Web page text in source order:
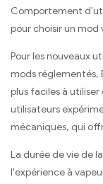
Comportement
pour choisir un mod
Pour les nouveaux
mods réglementés,
plus faciles à
utilisateurs
mécaniques, qui
La durée de vie de
l'expérience à